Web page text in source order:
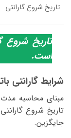
تاریخ شروع گارانتی
تاریخ شروع
است.
شرایط گارانتی
مبنای محاسبه
تاریخ شروع
جایگزین.